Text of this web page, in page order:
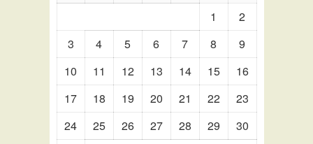
1
2
3
4 5 6 7 8
9
10
11 12 13 14 15
16
17
18 19 20 21 22
23
24
25 26 27 28 29
30